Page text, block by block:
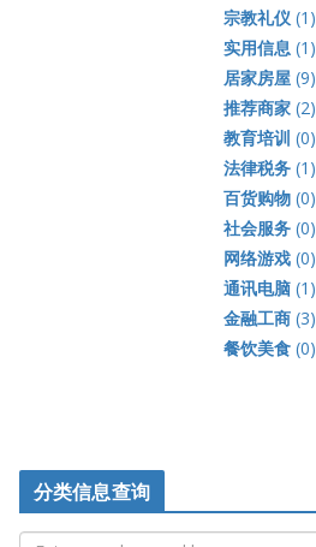
宗教礼仪(1)
实用信息 (1)
居家房屋(9)
推荐商家(2)
教育培训 (0)
法律税务(1)
百货购物(0)
社会服务(0)
网络游戏(0)
通讯电脑(1)
金融工商(3)
餐饮美食(0)
分类信息查询